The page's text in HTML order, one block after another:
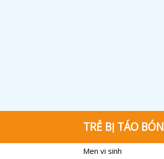
TRẺ BỊ TÁO BÓN
Men vi sinh